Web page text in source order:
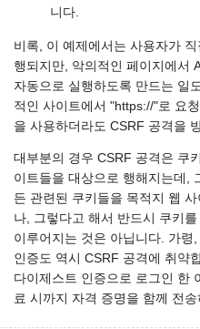
니다.
비록, 이 예제에서는 사용자가
행되지만, 악의적인 페이지에서
자동으로 실행하도록 만드는 일
적인 사이트에서 "https://"로 요
을 사용하더라도 CSRF 공격을
대부분의 경우 CSRF 공격은 쿠
이트들을 대상으로 행해지는데,
든 관련된 쿠키들을 목적지 웹
나, 그렇다고 해서 반드시 쿠키
이루어지는 것은 아닙니다. 가
인증도 역시 CSRF 공격에 취약
다이제스트 인증으로 로그인 한
료 시까지 자격 증명을 함께 전